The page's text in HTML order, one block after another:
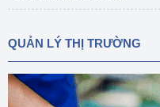
QUẢN LÝ THỊ TRƯỜNG